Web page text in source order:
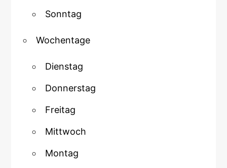
Sonntag
Wochentage
Dienstag
Donnerstag
Freitag
Mittwoch
Montag